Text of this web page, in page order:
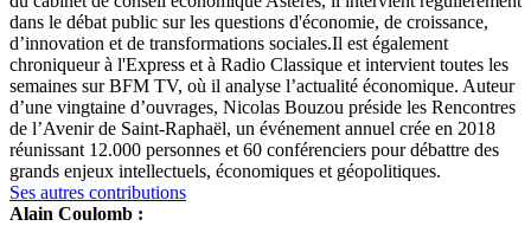
dans le débat public sur les questions d'économie, de croissance,
d’innovation et de transformations sociales.Il est également
chroniqueur à l'Express et à Radio Classique et intervient toutes les
semaines sur BFM TV, où il analyse l’actualité économique. Auteur
d’une vingtaine d’ouvrages, Nicolas Bouzou préside les Rencontres
de l’Avenir de Saint-Raphaël, un événement annuel crée en 2018
réunissant 12.000 personnes et 60 conférenciers pour débattre des
grands enjeux intellectuels, économiques et géopolitiques.
Ses autres contributions
Alain Coulomb :